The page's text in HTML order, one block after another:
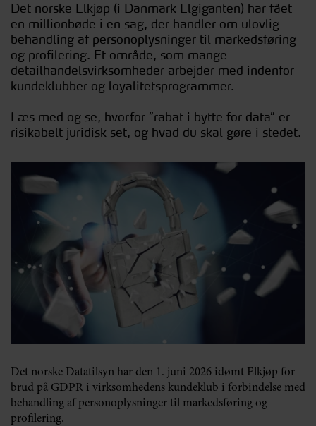
Det norske Elkjøp (i Danmark Elgiganten) har fået
en millionbøde i en sag, der handler om ulovlig
behandling af personoplysninger til markedsføring
og profilering. Et område, som mange
detailhandelsvirksomheder arbejder med indenfor
kundeklubber og loyalitetsprogrammer.
Læs med og se, hvorfor ”rabat i bytte for data” er
risikabelt juridisk set, og hvad du skal gøre i stedet.
Det norske Datatilsyn har den 1. juni 2026 idømt Elkjøp for
brud på GDPR i virksomhedens kundeklub i forbindelse med
behandling af personoplysninger til markedsføring og
profilering.